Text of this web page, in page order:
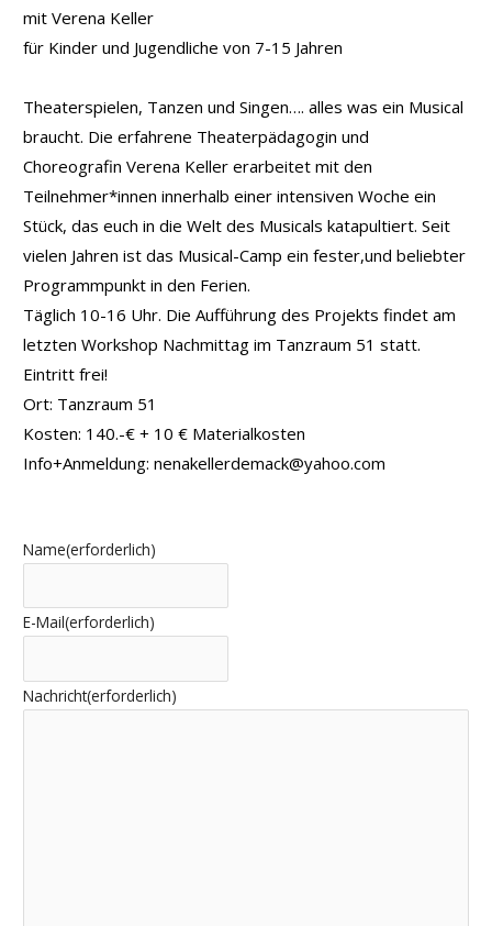
mit Verena Keller
für Kinder und Jugendliche von 7-15 Jahren
Theaterspielen, Tanzen und Singen…. alles was ein Musical
braucht. Die erfahrene Theaterpädagogin und
Choreografin Verena Keller erarbeitet mit den
Teilnehmer*innen innerhalb einer intensiven Woche ein
Stück, das euch in die Welt des Musicals katapultiert. Seit
vielen Jahren ist das Musical-Camp ein fester,und beliebter
Programmpunkt in den Ferien.
Täglich 10-16 Uhr. Die Aufführung des Projekts findet am
letzten Workshop Nachmittag im Tanzraum 51 statt.
Eintritt frei!
Ort: Tanzraum 51
Kosten: 140.-€ + 10 € Materialkosten
Info+Anmeldung: nenakellerdemack@yahoo.com
Name(erforderlich)
E-Mail(erforderlich)
Nachricht(erforderlich)